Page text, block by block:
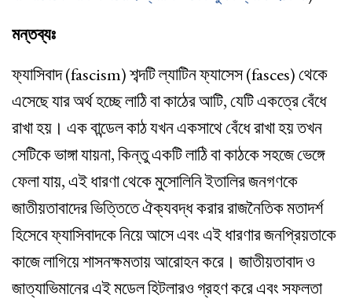
মন্তব্যঃ
ফ্যাসিবাদ (fascism) শব্দটি ল্যাটিন ফ্যাসেস (fasces) থেকে
এসেছে যার অর্থ হচ্ছে লাঠি বা কাঠের আটি, যেটি একত্রে বেঁধে
রাখা হয়। এক বান্ডেল কাঠ যখন একসাথে বেঁধে রাখা হয় তখন
সেটিকে ভাঙ্গা যায়না, কিন্তু একটি লাঠি বা কাঠকে সহজে ভেঙ্গে
ফেলা যায়, এই ধারণা থেকে মুসোলিনি ইতালির জনগণকে
জাতীয়তাবাদের ভিত্তিতে ঐক্যবদ্ধ করার রাজনৈতিক মতাদর্শ
হিসেবে ফ্যাসিবাদকে নিয়ে আসে এবং এই ধারণার জনপ্রিয়তাকে
কাজে লাগিয়ে শাসনক্ষমতায় আরোহন করে। জাতীয়তাবাদ ও
জাত্যাভিমানের এই মডেল হিটলারও গ্রহণ করে এবং সফলতা